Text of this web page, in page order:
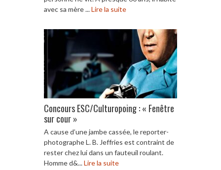
avec sa mère ...Lire la suite
Concours ESC/Culturopoing : « Fenêtre
sur cour »
A cause d’une jambe cassée, le reporter-
photographe L. B. Jeffries est contraint de
rester chez lui dans un fauteuil roulant.
Homme d&...Lire la suite